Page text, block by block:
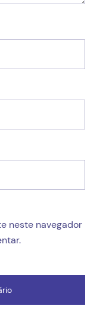
neste navegador